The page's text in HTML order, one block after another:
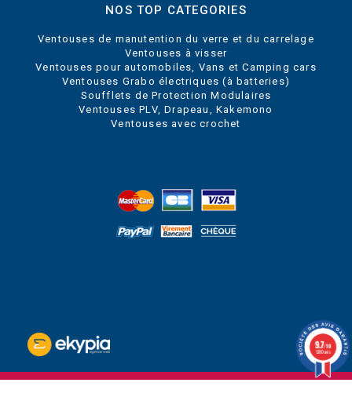
NOS TOP CATEGORIES
Ventouses de manutention du verre et du carrelage
Ventouses à visser
Ventouses pour automobiles, Vans et Camping cars
Ventouses Grabo électriques (à batteries)
Soufflets de Protection Modulaires
Ventouses PLV, Drapeau, Kakemono
Ventouses avec crochet
9.7/10
1280 avis